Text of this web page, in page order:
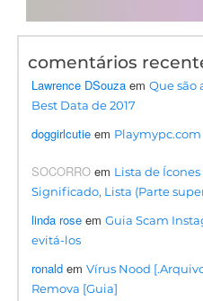
comentários
Lawrence DSouza emQue são
Best Data de 2017
doggirlcutie em Playmypc.com
SOCORRO em Lista de
Significado, Lista (Parte
linda rose emGuia Scam
evitá-los
ronald emVírus Nood
Remova [Guia]